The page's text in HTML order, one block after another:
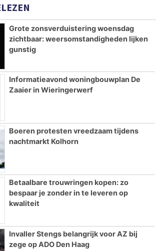
Grote zonsverduistering woensdag
zichtbaar: weersomstandigheden lijken
gunstig
Informatieavond woningbouwplan De
Zaaier in Wieringerwerf
Boeren protesten vreedzaam tijdens
nachtmarkt Kolhorn
Betaalbare trouwringen kopen: zo
bespaar je zonder in te leveren op
kwaliteit
Invaller Stengs belangrijk voor AZ bij
zege op ADO Den Haag